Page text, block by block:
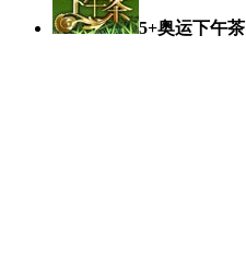
5+奥运下午茶